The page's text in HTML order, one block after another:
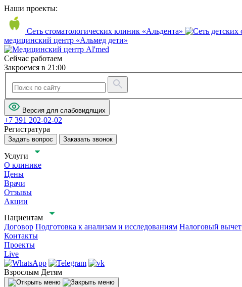
Наши проекты:
Сеть стоматологических клиник «Альдента»
медицинский центр «Альмед дети»
Сейчас работаем
Закроемся в 21:00
Версия для слабовидящих
+7 391 202-02-02
Регистратура
Задать вопрос Заказать звонок
Услуги
О клинике
Цены
Врачи
Отзывы
Акции
Пациентам
Договор Подготовка к анализам и исследованиям Налоговый вычет
Контакты
Проекты
Live
Взрослым Детям